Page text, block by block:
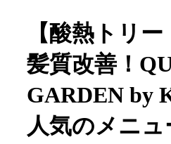
【酸熱トリ
髪質改善！
GARDEN by
人気のメニュ